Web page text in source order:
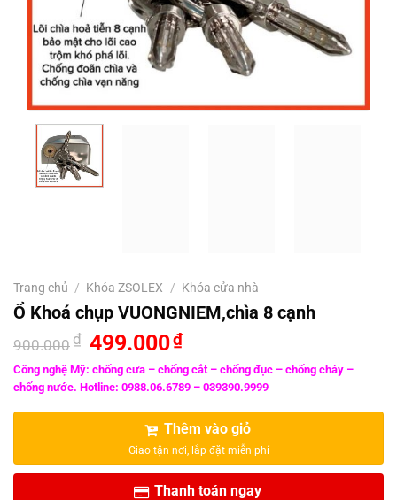
Trang chủ / Khóa ZSOLEX / Khóa cửa nhà
Ổ Khoá chụp VUONGNIEM,chìa 8 cạnh
900.000 ₫ Giá
gốc
là:
900.000₫.
499.000₫Giá
tại
là:
Công nghệ Mỹ: chống cưa – chống cắt – chống đục – chống cháy –
chống nước. Hotline: 0988.06.6789 – 039390.9999
Thêm vào giỏ
Thanh toán ngay